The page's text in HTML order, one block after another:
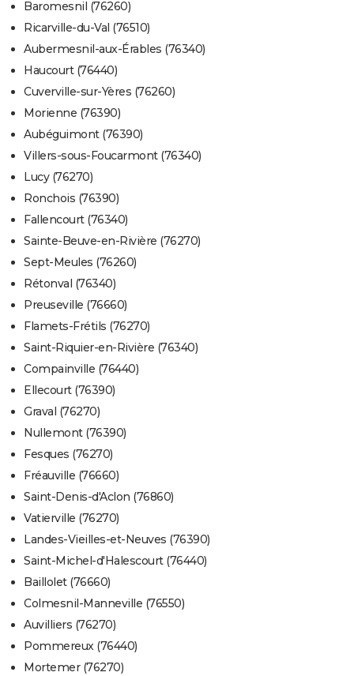
Baromesnil (76260)
Ricarville-du-Val (76510)
Aubermesnil-aux-Érables (76340)
Haucourt (76440)
Cuverville-sur-Yères (76260)
Morienne (76390)
Aubéguimont (76390)
Villers-sous-Foucarmont (76340)
Lucy (76270)
Ronchois (76390)
Fallencourt (76340)
Sainte-Beuve-en-Rivière (76270)
Sept-Meules (76260)
Rétonval (76340)
Preuseville (76660)
Flamets-Frétils (76270)
Saint-Riquier-en-Rivière (76340)
Compainville (76440)
Ellecourt (76390)
Graval (76270)
Nullemont (76390)
Fesques (76270)
Fréauville (76660)
Saint-Denis-d'Aclon (76860)
Vatierville (76270)
Landes-Vieilles-et-Neuves (76390)
Saint-Michel-d'Halescourt (76440)
Baillolet (76660)
Colmesnil-Manneville (76550)
Auvilliers (76270)
Pommereux (76440)
Mortemer (76270)